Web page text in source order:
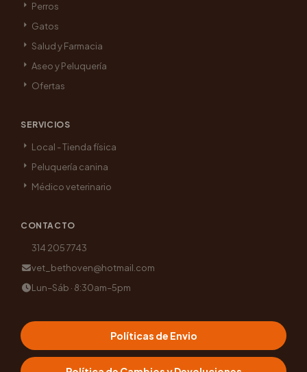
Perros
Gatos
Salud y Farmacia
Aseo y Peluquería
Ofertas
SERVICIOS
Local - Tienda física
Peluquería canina
Médico veterinario
CONTACTO
314 205 7743
vet_bethoven@hotmail.com
Lun–Sáb · 8:30am–5pm
Políticas de Envio